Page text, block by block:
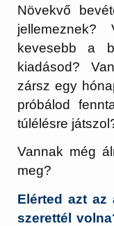
Növekvő
kevesebb a
kiadásod?
zársz egy
próbálod
túlélésre
Vannak még
meg?
Elérted azt az
szerettél